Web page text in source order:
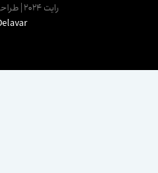
رایت 2024 | طراحی و توسعه توسط
Delavar